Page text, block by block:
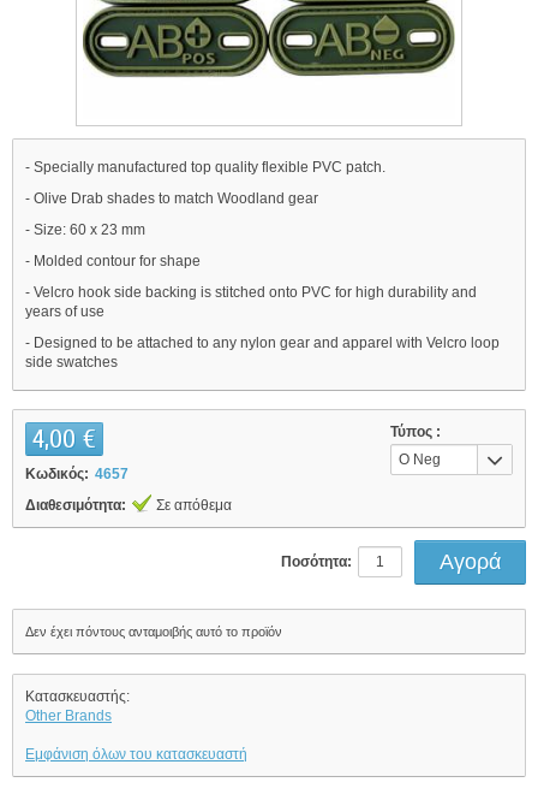
- Specially manufactured top quality flexible PVC patch.
- Olive Drab shades to match Woodland gear
- Size: 60 x 23 mm
- Molded contour for shape
- Velcro hook side backing is stitched onto PVC for high durability and
years of use
- Designed to be attached to any nylon gear and apparel with Velcro loop
side swatches
Τύπος :
O Neg
4,00 €
Κωδικός: 4657
Διαθεσιμότητα:
Σε απόθεμα
Ποσότητα:
Δεν έχει πόντους ανταμοιβής αυτό το προϊόν
Κατασκευαστής:
Other Brands
Εμφάνιση όλων του κατασκευαστή